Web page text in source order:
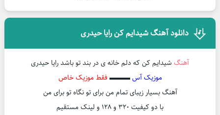
دانلود آهنگ شیدایم کن رایا حیدری
آهنگ شیدایم کن که دلم خانه ی در بند تو باشد رایا حیدری
موزیک آس▬▬▬ فقط موزیک خاص
آهنگ بسیار زیبای تمام من برای تو نگاه تو برای من
با دو کیفیت ۳۲۰ و ۱۲۸ و لینک مستقیم